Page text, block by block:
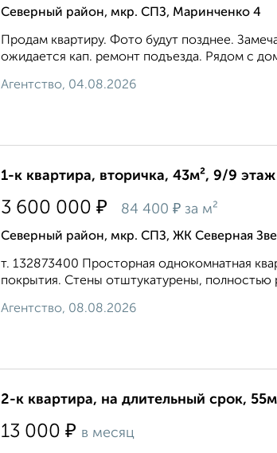
Северный район, мкр. СПЗ, Маринченко 4
Продам квартиру. Фото будут позднее.
ожидается кап. ремонт подъезда. Рядом с
Агентство, 04.08.2026
1-к квартира, вторичка, 43м², 9/9 этаж
3 600 000 ₽ 84 400 ₽ за м²
Северный район, мкр. СПЗ, ЖК Северная
т. 132873400 Просторная однокомнатная
покрытия. Стены отштукатурены, полностью
Агентство, 08.08.2026
2-к квартира, на длительный срок,
13 000 ₽ в месяц